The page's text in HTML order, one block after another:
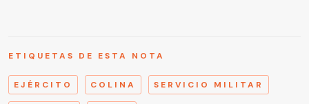
ETIQUETAS DE ESTA NOTA
EJÉRCITO COLINA SERVICIO MILITAR